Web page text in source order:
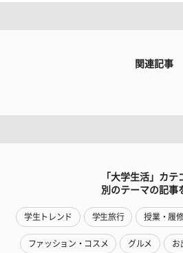
関連記事
「大学生活」カテ
別のテーマの記事
学生トレンド 学生旅行 授業・履
ファッション・コスメ グルメ お